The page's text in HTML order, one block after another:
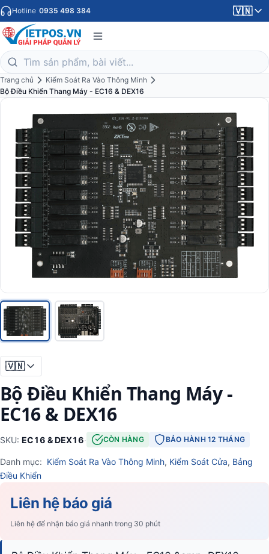
Hotline 0935 498 384 🇻🇳
Trang chủ
Kiểm Soát Ra Vào Thông Minh
Bộ Điều Khiển Thang Máy - EC16 & DEX16
🇻🇳
Bộ Điều Khiển Thang Máy -
EC16 & DEX16
SKU: EC16 & DEX16· CÒN HÀNG BẢO HÀNH 12 THÁNG
Danh mục: Kiểm Soát Ra Vào Thông Minh, Kiểm Soát Cửa, Bảng
Điều Khiển
Liên hệ báo giá
Liên hệ để nhận báo giá nhanh trong 30 phút